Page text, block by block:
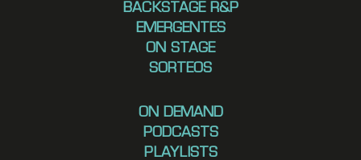
BACKSTAGE R&P
EMERGENTES
ON STAGE
SORTEOS
ON DEMAND
PODCASTS
PLAYLISTS